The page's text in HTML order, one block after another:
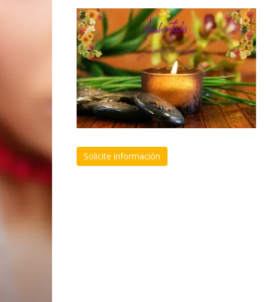
Solicite información